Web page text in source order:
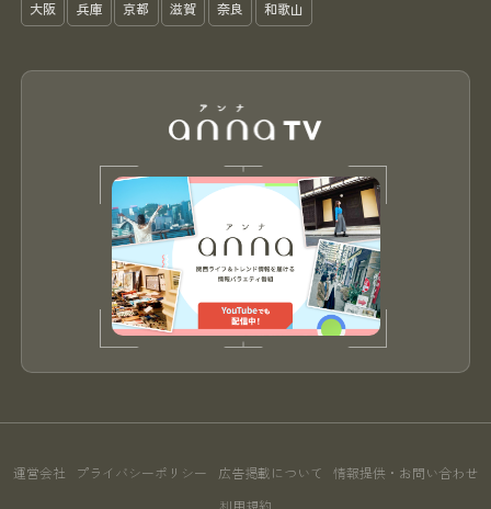
大阪 兵庫 京都 滋賀 奈良 和歌山
運営会社 プライバシーポリシー 広告掲載について 情報提供・お問い合わせ